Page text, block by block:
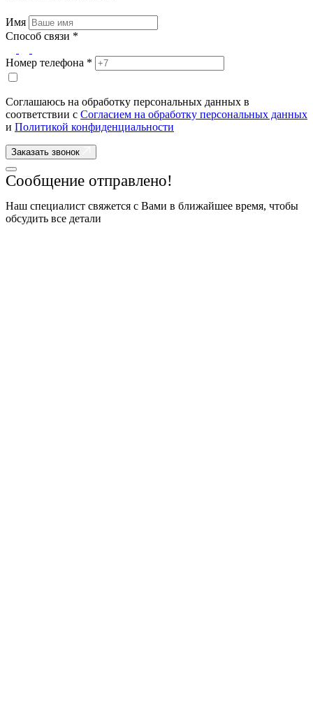
Имя
Способ связи *
Номер телефона *
Соглашаюсь на обработку персональных данных в
соответствии с Согласием на обработку персональных данных
и Политикой конфиденциальности
Заказать звонок
Сообщение отправлено!
Наш специалист свяжется с Вами в ближайшее время, чтобы
обсудить все детали